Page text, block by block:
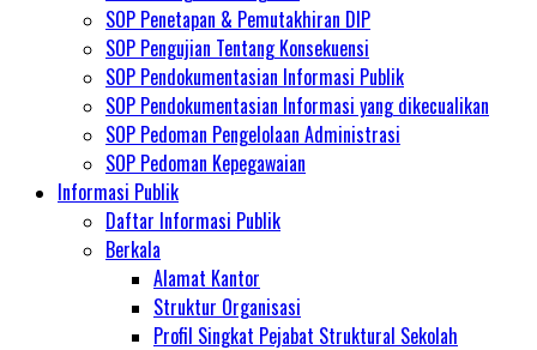
SOP Penetapan & Pemutakhiran DIP
SOP Pengujian Tentang Konsekuensi
SOP Pendokumentasian Informasi Publik
SOP Pendokumentasian Informasi yang dikecualikan
SOP Pedoman Pengelolaan Administrasi
SOP Pedoman Kepegawaian
Informasi Publik
Daftar Informasi Publik
Berkala
Alamat Kantor
Struktur Organisasi
Profil Singkat Pejabat Struktural Sekolah